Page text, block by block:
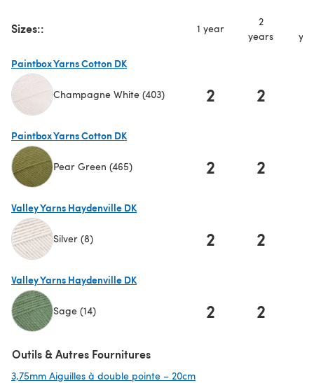
Sizes:: 1 year
2
years
Paintbox Yarns Cotton DK
Champagne White (403) 2 2
Paintbox Yarns Cotton DK
Pear Green (465) 2 2
Valley Yarns Haydenville DK
Silver (8) 2 2
Valley Yarns Haydenville DK
Sage (14) 2 2
Outils & Autres Fournitures
3,75mm Aiguilles à double pointe – 20cm